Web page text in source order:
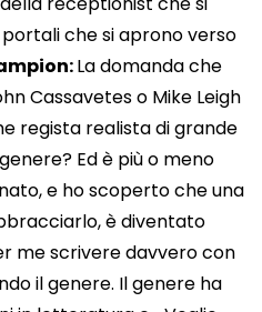
che si aprono verso
La domanda che
Cassavetes o Mike Leigh
regista realista di grande
Ed è più o meno
e ho scoperto che una
è diventato
me scrivere davvero con
il genere. Il genere ha